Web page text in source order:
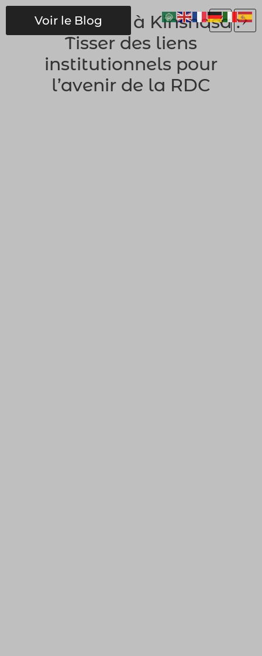
Voir le Blog
Ma mission à Kinshasa :
Tisser des liens
institutionnels pour
l’avenir de la RDC